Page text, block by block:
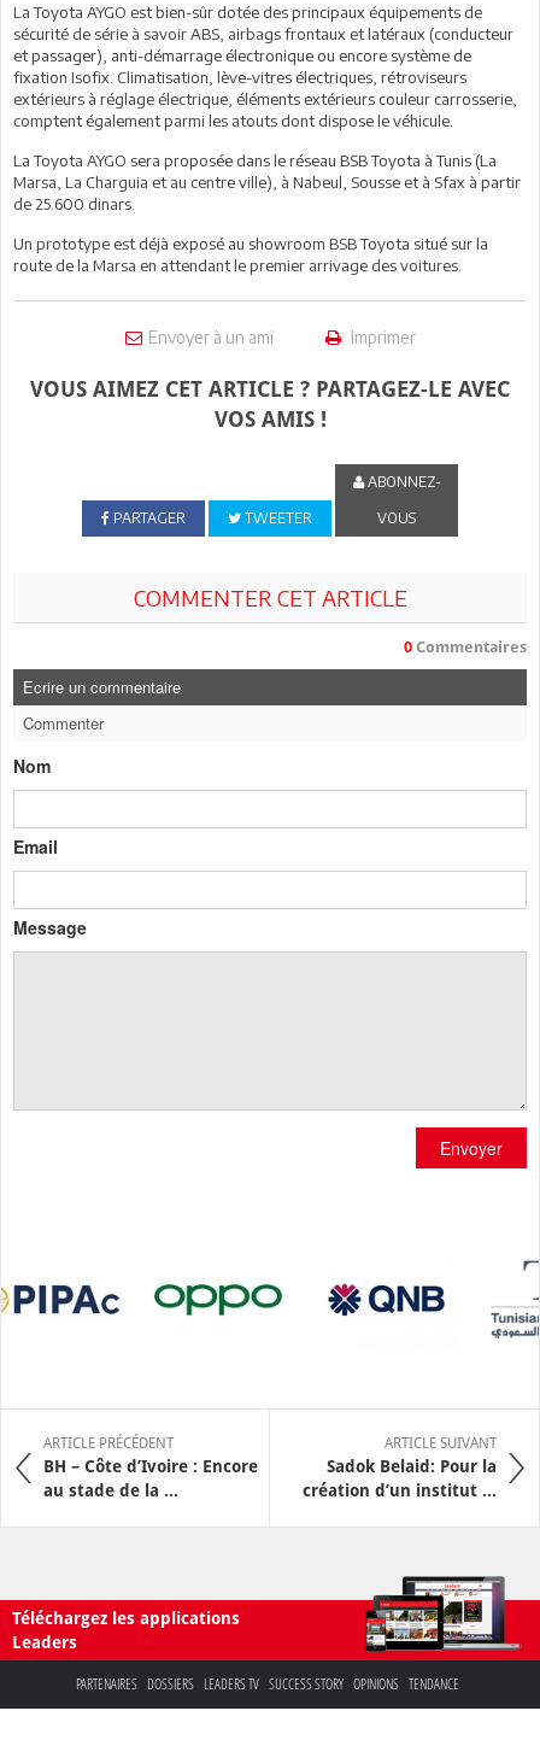
La Toyota AYGO est bien-sûr dotée des principaux équipements de
sécurité de série à savoir ABS, airbags frontaux et latéraux (conducteur
et passager), anti-démarrage électronique ou encore système de
fixation Isofix. Climatisation, lève-vitres électriques, rétroviseurs
extérieurs à réglage électrique, éléments extérieurs couleur carrosserie,
comptent également parmi les atouts dont dispose le véhicule.
La Toyota AYGO sera proposée dans le réseau BSB Toyota à Tunis (La
Marsa, La Charguia et au centre ville), à Nabeul, Sousse et à Sfax à partir
de 25.600 dinars.
Un prototype est déjà exposé au showroom BSB Toyota situé sur la
route de la Marsa en attendant le premier arrivage des voitures.
Envoyer à un ami Imprimer
VOUS AIMEZ CET ARTICLE ? PARTAGEZ-LE AVEC
VOS AMIS !
PARTAGER TWEETER
ABONNEZ-
VOUS
COMMENTER CET ARTICLE
0 Commentaires
Ecrire un commentaire
Commenter
Nom
Email
Message
Envoyer
ARTICLE PRÉCÉDENT
BH – Côte d’Ivoire : Encore
au stade de la ...
ARTICLE SUIVANT
Sadok Belaid: Pour la
création d’un institut ...
Téléchargez les applications
Leaders
PARTENAIRES DOSSIERS LEADERS TV SUCCESS STORY OPINIONS TENDANCE